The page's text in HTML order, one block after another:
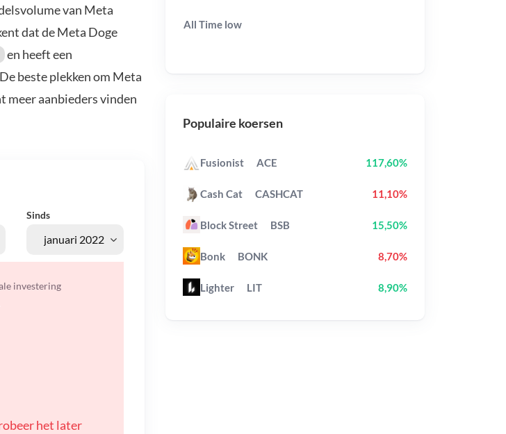
van Meta
dat de Meta Doge
en heeft een
beste plekken om Meta
meer aanbieders vinden
Sinds
investering
het later
All Time low
Populaire koersen
Fusionist ACE 117,60%
Cash Cat CASHCAT 11,10%
Block Street BSB 15,50%
Bonk BONK 8,70%
Lighter LIT 8,90%